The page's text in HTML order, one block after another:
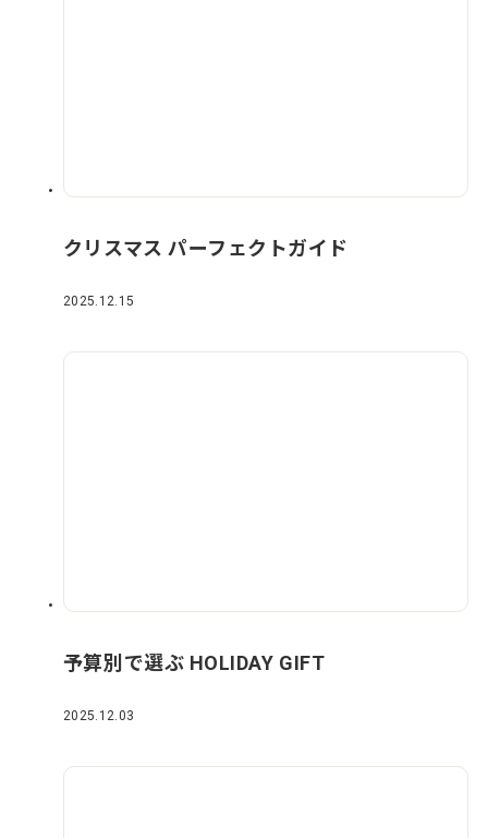
クリスマス パーフェクトガイド
2025.12.15
予算別で選ぶ HOLIDAY GIFT
2025.12.03